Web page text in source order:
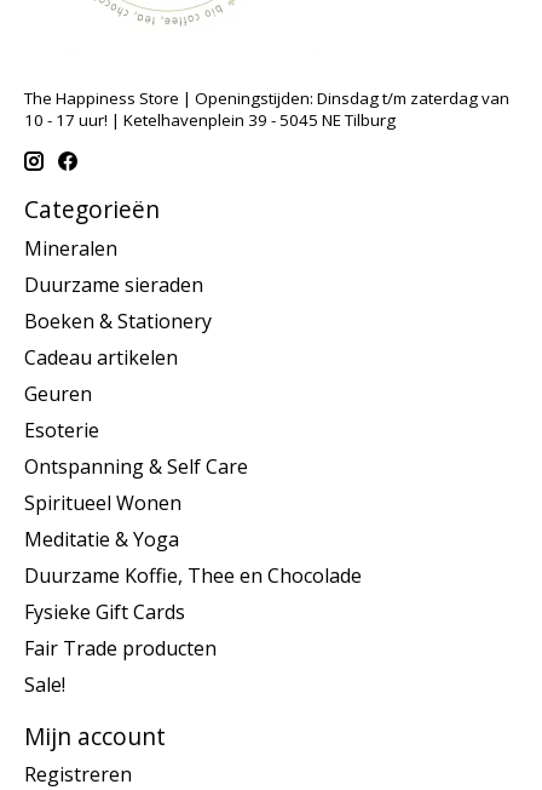
The Happiness Store | Openingstijden: Dinsdag t/m zaterdag van
10 - 17 uur! | Ketelhavenplein 39 - 5045 NE Tilburg
Categorieën
Mineralen
Duurzame sieraden
Boeken & Stationery
Cadeau artikelen
Geuren
Esoterie
Ontspanning & Self Care
Spiritueel Wonen
Meditatie & Yoga
Duurzame Koffie, Thee en Chocolade
Fysieke Gift Cards
Fair Trade producten
Sale!
Mijn account
Registreren